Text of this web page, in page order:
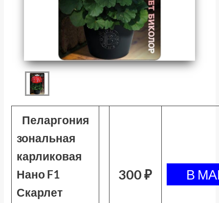
Пеларгония
зональная
карликовая
Нано F1
Скарлет
300 ₽